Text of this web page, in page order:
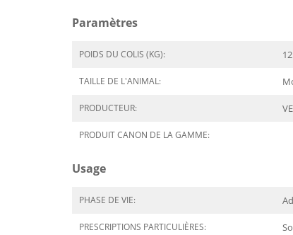
Paramètres
POIDS DU COLIS (KG):
TAILLE DE L'ANIMAL:
PRODUCTEUR:
PRODUIT CANON DE LA GAMME:
Usage
PHASE DE VIE:
PRESCRIPTIONS PARTICULIÈRES: